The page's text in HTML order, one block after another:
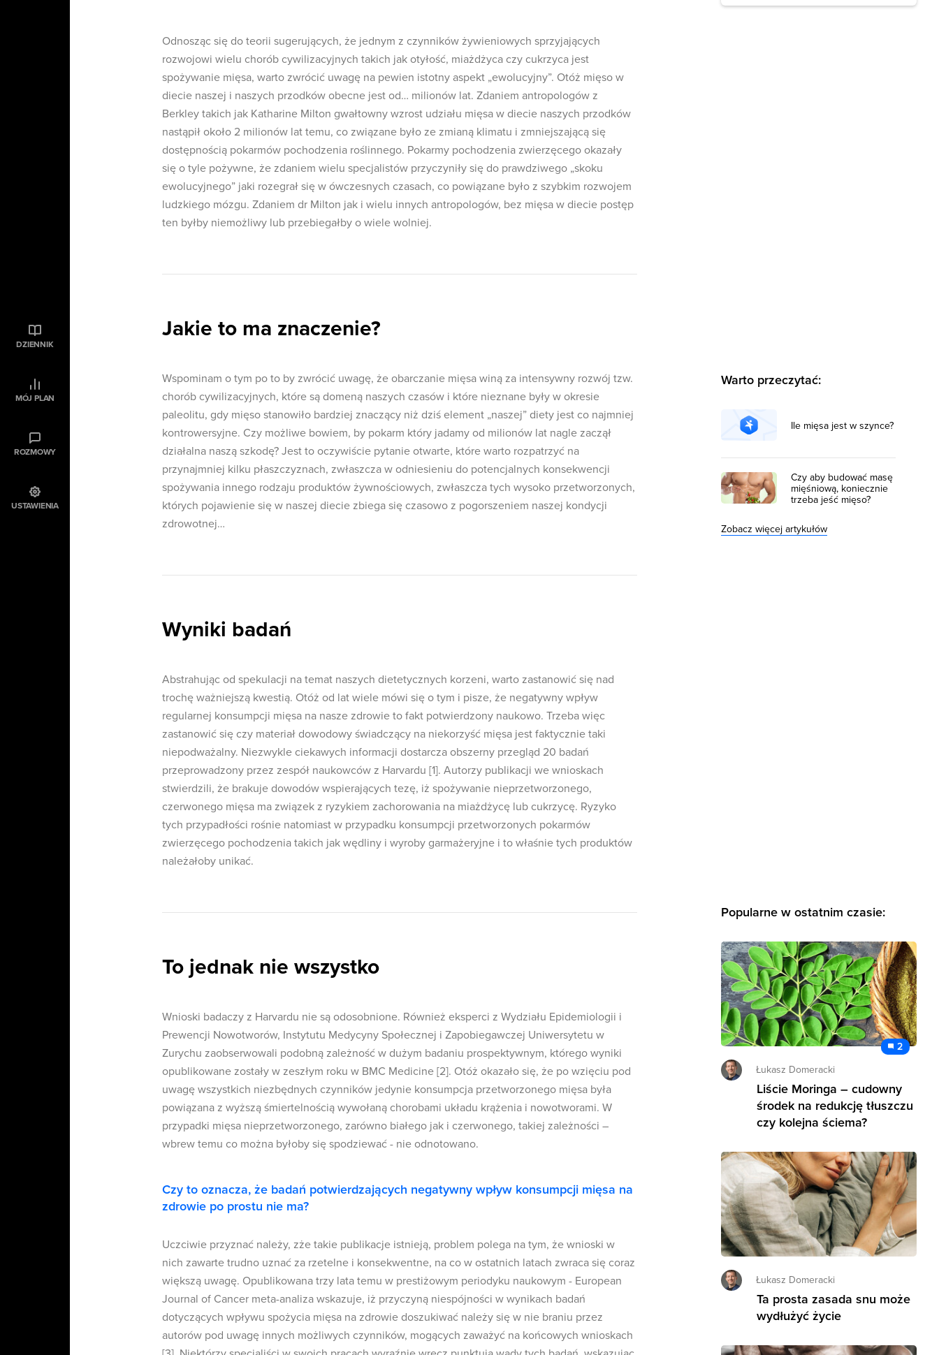
DZIENNIK
MÓJ PLAN
ROZMOWY
USTAWIENIA
Odnosząc się do teorii sugerujących, że jednym z czynników żywieniowych sprzyjających
rozwojowi wielu chorób cywilizacyjnych takich jak otyłość, miażdżyca czy cukrzyca jest
spożywanie mięsa, warto zwrócić uwagę na pewien istotny aspekt „ewolucyjny”. Otóż mięso w
diecie naszej i naszych przodków obecne jest od… milionów lat. Zdaniem antropologów z
Berkley takich jak Katharine Milton gwałtowny wzrost udziału mięsa w diecie naszych przodków
nastąpił około 2 milionów lat temu, co związane było ze zmianą klimatu i zmniejszającą się
dostępnością pokarmów pochodzenia roślinnego. Pokarmy pochodzenia zwierzęcego okazały
się o tyle pożywne, że zdaniem wielu specjalistów przyczyniły się do prawdziwego „skoku
ewolucyjnego” jaki rozegrał się w ówczesnych czasach, co powiązane było z szybkim rozwojem
ludzkiego mózgu. Zdaniem dr Milton jak i wielu innych antropologów, bez mięsa w diecie postęp
ten byłby niemożliwy lub przebiegałby o wiele wolniej.
Jakie to ma znaczenie?
Wspominam o tym po to by zwrócić uwagę, że obarczanie mięsa winą za intensywny rozwój tzw.
chorób cywilizacyjnych, które są domeną naszych czasów i które nieznane były w okresie
paleolitu, gdy mięso stanowiło bardziej znaczący niż dziś element „naszej” diety jest co najmniej
kontrowersyjne. Czy możliwe bowiem, by pokarm który jadamy od milionów lat nagle zaczął
działalna naszą szkodę? Jest to oczywiście pytanie otwarte, które warto rozpatrzyć na
przynajmniej kilku płaszczyznach, zwłaszcza w odniesieniu do potencjalnych konsekwencji
spożywania innego rodzaju produktów żywnościowych, zwłaszcza tych wysoko przetworzonych,
których pojawienie się w naszej diecie zbiega się czasowo z pogorszeniem naszej kondycji
zdrowotnej…
Wyniki badań
Abstrahując od spekulacji na temat naszych dietetycznych korzeni, warto zastanowić się nad
trochę ważniejszą kwestią. Otóż od lat wiele mówi się o tym i pisze, że negatywny wpływ
regularnej konsumpcji mięsa na nasze zdrowie to fakt potwierdzony naukowo. Trzeba więc
zastanowić się czy materiał dowodowy świadczący na niekorzyść mięsa jest faktycznie taki
niepodważalny. Niezwykle ciekawych informacji dostarcza obszerny przegląd 20 badań
przeprowadzony przez zespół naukowców z Harvardu [1]. Autorzy publikacji we wnioskach
stwierdzili, że brakuje dowodów wspierających tezę, iż spożywanie nieprzetworzonego,
czerwonego mięsa ma związek z ryzykiem zachorowania na miażdżycę lub cukrzycę. Ryzyko
tych przypadłości rośnie natomiast w przypadku konsumpcji przetworzonych pokarmów
zwierzęcego pochodzenia takich jak wędliny i wyroby garmażeryjne i to właśnie tych produktów
należałoby unikać.
To jednak nie wszystko
Wnioski badaczy z Harvardu nie są odosobnione. Również eksperci z Wydziału Epidemiologii i
Prewencji Nowotworów, Instytutu Medycyny Społecznej i Zapobiegawczej Uniwersytetu w
Zurychu zaobserwowali podobną zależność w dużym badaniu prospektywnym, którego wyniki
opublikowane zostały w zeszłym roku w BMC Medicine [2]. Otóż okazało się, że po wzięciu pod
uwagę wszystkich niezbędnych czynników jedynie konsumpcja przetworzonego mięsa była
powiązana z wyższą śmiertelnością wywołaną chorobami układu krążenia i nowotworami. W
przypadki mięsa nieprzetworzonego, zarówno białego jak i czerwonego, takiej zależności –
wbrew temu co można byłoby się spodziewać - nie odnotowano.
Czy to oznacza, że badań potwierdzających negatywny wpływ konsumpcji mięsa na
zdrowie po prostu nie ma?
Uczciwie przyznać należy, zże takie publikacje istnieją, problem polega na tym, że wnioski w
nich zawarte trudno uznać za rzetelne i konsekwentne, na co w ostatnich latach zwraca się coraz
większą uwagę. Opublikowana trzy lata temu w prestiżowym periodyku naukowym - European
Journal of Cancer meta-analiza wskazuje, iż przyczyną niespójności w wynikach badań
dotyczących wpływu spożycia mięsa na zdrowie doszukiwać należy się w nie braniu przez
autorów pod uwagę innych możliwych czynników, mogących zaważyć na końcowych wnioskach
Warto przeczytać:
Ile mięsa jest w szynce?
Czy aby budować masę
mięśniową, koniecznie
trzeba jeść mięso?
Zobacz więcej artykułów
Popularne w ostatnim czasie:
2
Łukasz Domeracki
Liście Moringa – cudowny
środek na redukcję tłuszczu
czy kolejna ściema?
Łukasz Domeracki
Ta prosta zasada snu może
wydłużyć życie